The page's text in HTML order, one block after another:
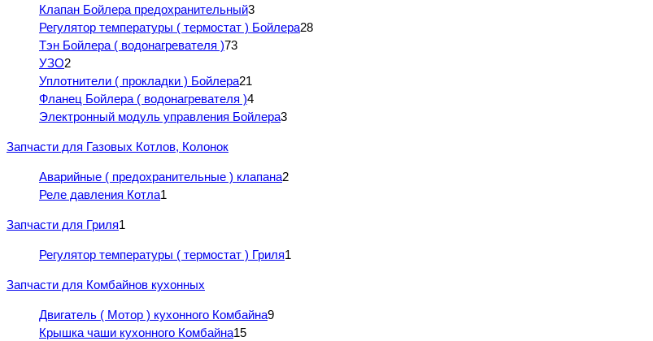
Клапан Бойлера предохранительный3
Регулятор температуры ( термостат ) Бойлера28
Тэн Бойлера ( водонагревателя )73
УЗО2
Уплотнители ( прокладки ) Бойлера21
Фланец Бойлера ( водонагревателя )4
Электронный модуль управления Бойлера3
Запчасти для Газовых Котлов, Колонок
Аварийные ( предохранительные ) клапана2
Реле давления Котла1
Запчасти для Гриля1
Регулятор температуры ( термостат ) Гриля1
Запчасти для Комбайнов кухонных
Двигатель ( Мотор ) кухонного Комбайна9
Крышка чаши кухонного Комбайна15